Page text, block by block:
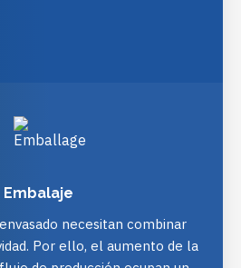
Embalaje
necesitan combinar
Por ello, el aumento de la